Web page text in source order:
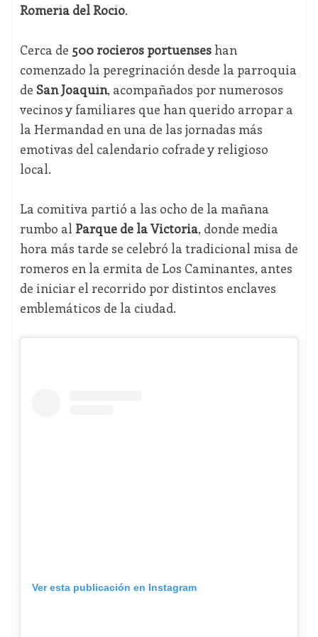
Romería del Rocío.
Cerca de 500 rocieros portuenseshan
comenzado la peregrinación desde la parroquia
de San Joaquín, acompañados por numerosos
vecinos y familiares que han querido arropar a
la Hermandad en una de las jornadas más
emotivas del calendario cofrade y religioso
local.
La comitiva partió a las ocho de la mañana
rumbo al Parque de la Victoria, donde media
hora más tarde se celebró la tradicional misa de
romeros en la ermita de Los Caminantes, antes
de iniciar el recorrido por distintos enclaves
emblemáticos de la ciudad.
Ver esta publicación en Instagram